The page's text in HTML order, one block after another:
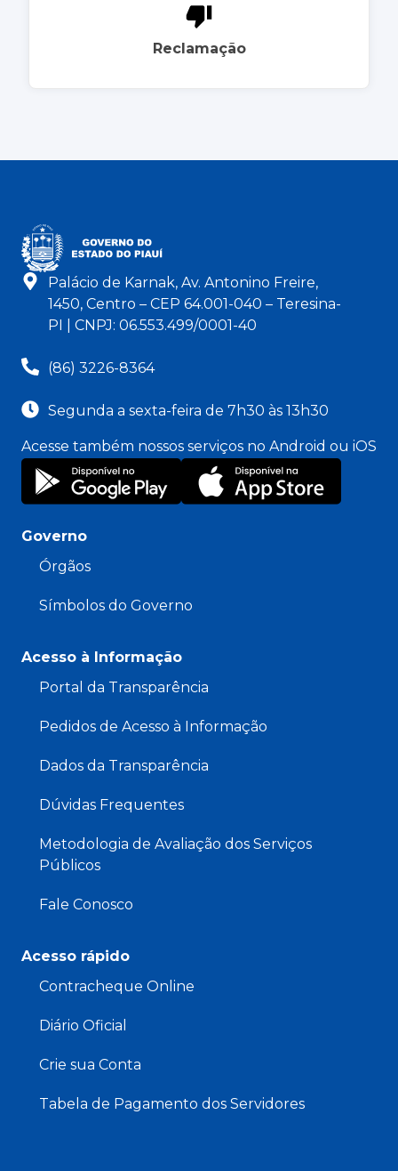
Reclamação
Palácio de Karnak, Av. Antonino Freire,
1450, Centro – CEP 64.001-040 – Teresina-
PI | CNPJ: 06.553.499/0001-40
(86) 3226-8364
Segunda a sexta-feira de 7h30 às 13h30
Acesse também nossos serviços no Android ou iOS
Governo
Órgãos
Símbolos do Governo
Acesso à Informação
Portal da Transparência
Pedidos de Acesso à Informação
Dados da Transparência
Dúvidas Frequentes
Metodologia de Avaliação dos Serviços
Públicos
Fale Conosco
Acesso rápido
Contracheque Online
Diário Oficial
Crie sua Conta
Tabela de Pagamento dos Servidores